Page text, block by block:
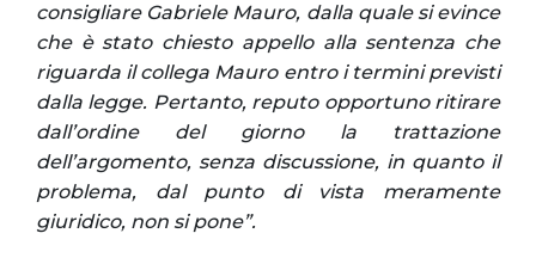
consigliare Gabriele Mauro, dalla quale si evince
che è stato chiesto appello alla sentenza che
riguarda il collega Mauro entro i termini previsti
dalla legge. Pertanto, reputo opportuno ritirare
dall’ordine del giorno la trattazione
dell’argomento, senza discussione, in quanto il
problema, dal punto di vista meramente
giuridico, non si pone”.